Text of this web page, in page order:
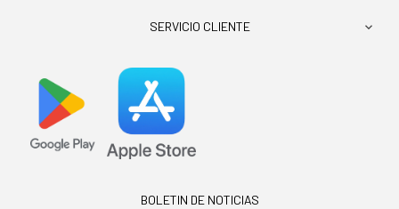
SERVICIO CLIENTE 
BOLETIN DE NOTICIAS